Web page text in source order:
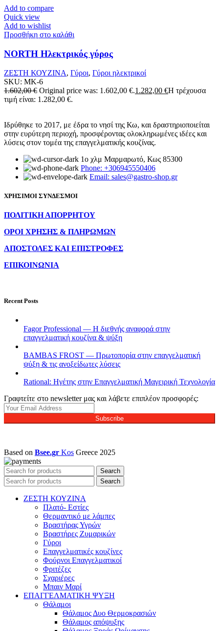
Add to compare
Quick view
Add to wishlist
Προσθήκη στο καλάθι
NORTH Ηλεκτρικός γύρος
ΖΕΣΤΗ ΚΟΥΖΙΝΑ, Γύροι, Γύροι ηλεκτρικοί
SKU: MK-6
1.602,00€ Original price was: 1.602,00 €.1.282,00 €Η τρέχουσα
τιμή είναι: 1.282,00 €.
Ιδρύθηκε το 2017, με έδρα το νησί της Κω, και δραστηριοποιείται
στην ευρύτερη περιοχή, προσφέροντας ολοκληρωμένες ιδέες και
λύσεις στον τομέα της επαγγελματικής κουζίνας.
1ο χλμ Μαρμαρωτό, Κως 85300
Phone: +306945550406
Email: sales@gastro-shop.gr
ΧΡΗΣΙΜΟΙ ΣΥΝΔΕΣΜΟΙ
ΠΟΛΙΤΙΚΗ ΑΠΟΡΡΗΤΟΥ
ΟΡΟΙ ΧΡΗΣΗΣ & ΠΛΗΡΩΜΩΝ
ΑΠΟΣΤΟΛΕΣ ΚΑΙ ΕΠΙΣΤΡΟΦΕΣ
ΕΠΙΚΟΙΝΩΝΙΑ
Recent Posts
Fagor Professional — Η διεθνής αναφορά στην
επαγγελματική κουζίνα & ψύξη
BAMBAS FROST — Πρωτοπορία στην επαγγελματική
ψύξη & τις ανοξείδωτες λύσεις
Rational: Ηγέτης στην Επαγγελματική Μαγειρική Τεχνολογία
Γραφτείτε στο newsletter μας και λάβετε επιπλέον προσφορές:
Subscribe
Based on Bsee.gr Kos Greece 2025
Search
Search
ΖΕΣΤΗ ΚΟΥΖΙΝΑ
Πλατό- Εστίες
Θερμαντικό με λάμπες
Βραστήρας Υγρών
Βραστήρες Ζυμαρικών
Γύροι
Επαγγελματικές κουζίνες
Φούρνοι Επαγγελματικοί
Φριτέζες
Σχαριέρες
Μπαιν Μαρί
ΕΠΑΓΓΕΛΜΑΤΙΚΗ ΨΥΞΗ
Θάλαμοι
Θάλαμος Δυο Θερμοκρασιών
Θάλαμος απόψυξης